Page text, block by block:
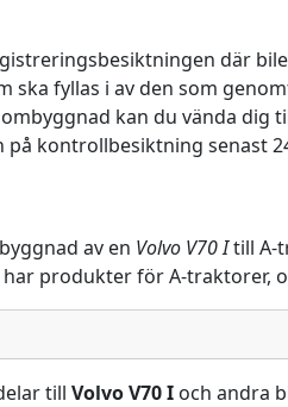
där
fyllas i av den som
kan du vända dig
kontrollbesiktning senast
av en Volvo V70 Itill A-
produkter för A-traktorer,
till Volvo V70 I och andra